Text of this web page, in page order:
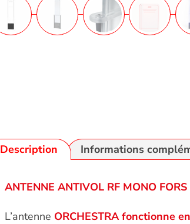
Description Informations
ANTENNE ANTIVOL RF MONO
L’antenne ORCHESTRA fonctionne